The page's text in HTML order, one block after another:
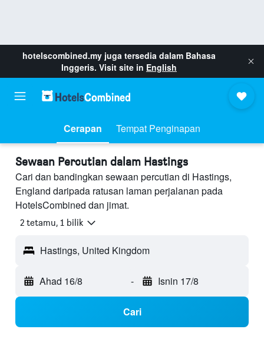
hotelscombined.my juga tersedia dalam Bahasa
Inggeris. Visit site in English
Cerapan Tempat Penginapan
Sewaan Percutian dalam Hastings
Cari dan bandingkan sewaan percutian di Hastings,
England daripada ratusan laman perjalanan pada
HotelsCombined dan jimat.
2 tetamu, 1 bilik
Hastings, United Kingdom
Ahad 16/8 - Isnin 17/8
Cari